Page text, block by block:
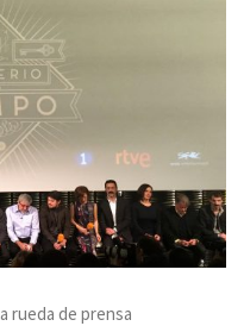
rueda de prensa